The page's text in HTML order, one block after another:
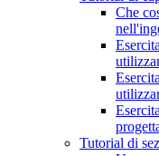
Che
Tutorial di